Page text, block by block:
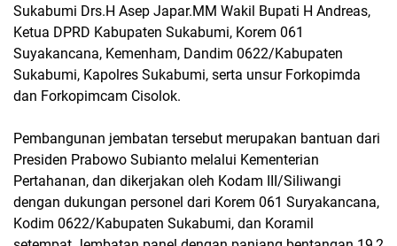
Sukabumi Drs.H Asep Japar.MM Wakil Bupati H Andreas,
Ketua DPRD Kabupaten Sukabumi, Korem 061
Suyakancana, Kemenham, Dandim 0622/Kabupaten
Sukabumi, Kapolres Sukabumi, serta unsur Forkopimda
dan Forkopimcam Cisolok.
Pembangunan jembatan tersebut merupakan bantuan dari
Presiden Prabowo Subianto melalui Kementerian
Pertahanan, dan dikerjakan oleh Kodam III/Siliwangi
dengan dukungan personel dari Korem 061 Suryakancana,
Kodim 0622/Kabupaten Sukabumi, dan Koramil